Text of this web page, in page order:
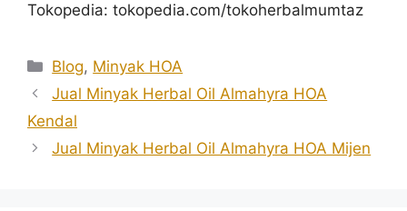
Tokopedia: tokopedia.com/tokoherbalmumtaz
Kategori
Blog, Minyak HOA
Jual Minyak Herbal Oil Almahyra HOA
Kendal
Jual Minyak Herbal Oil Almahyra HOA Mijen